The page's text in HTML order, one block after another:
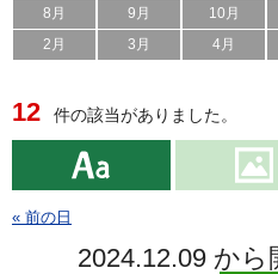
8月 9月 10月
2月
3月 4月
12 件の該当がありました。
« 前の日
2024.12.09 から